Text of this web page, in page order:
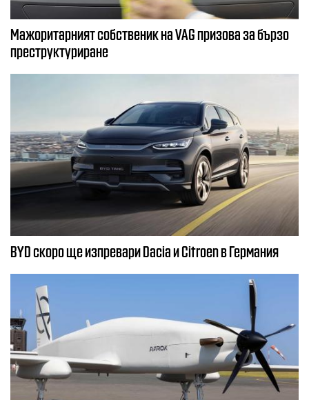
Мажоритарният собственик на VAG призова за бързо
преструктуриране
BYD скоро ще изпревари Dacia и Citroеn в Германия